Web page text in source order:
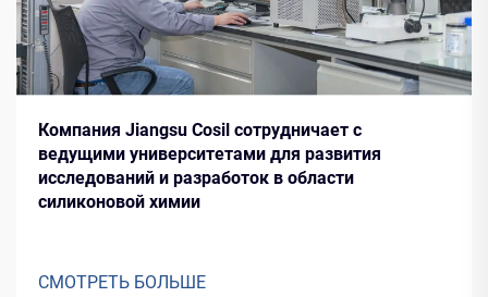
Компания Jiangsu Cosil сотрудничает с
ведущими университетами для развития
исследований и разработок в области
силиконовой химии
СМОТРЕТЬ БОЛЬШЕ